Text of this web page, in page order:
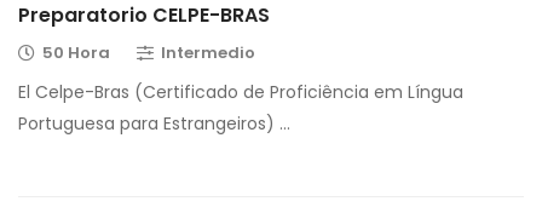
Preparatorio CELPE-BRAS
50 Hora Intermedio
El Celpe-Bras (Certificado de Proficiência em Língua
Portuguesa para Estrangeiros) …